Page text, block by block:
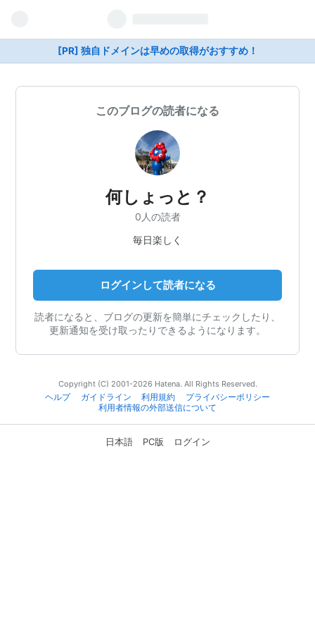
[PR] 独自ドメインは早めの取得がおすすめ！
このブログの読者になる
何しょっと？
0人の読者
毎日楽しく
ログインして読者になる
読者になると、ブログの更新を簡単にチェックしたり、
更新通知を受け取ったりできるようになります。
Copyright (C) 2001-2026 Hatena. All Rights Reserved.
ヘルプ
ガイドライン 利用規約
プライバシーポリシー
利用者情報の外部送信について
日本語 PC版 ログイン